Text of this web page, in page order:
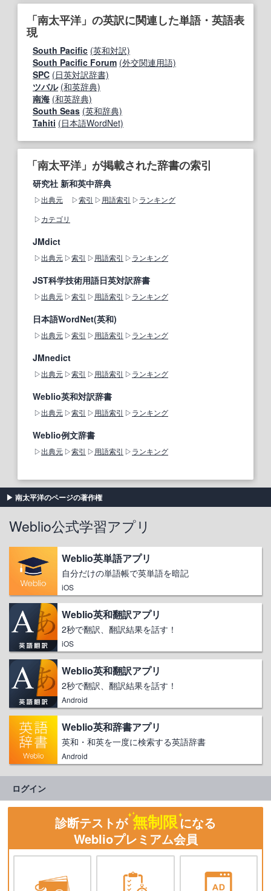
「南太平洋」の英訳に関連した単語・英語表
現
South Pacific (英和対訳)
South Pacific Forum (外交関連用語)
SPC (日英対訳辞書)
ツバル (和英辞典)
南海 (和英辞典)
South Seas (英和辞典)
Tahiti (日本語WordNet)
「南太平洋」が掲載された辞書の索引
研究社 新和英中辞典
出典元 索引 用語索引
ランキング
カテゴリ
JMdict
出典元 索引 用語索引 ランキング
JST科学技術用語日英対訳辞書
出典元 索引 用語索引 ランキング
日本語WordNet(英和)
出典元 索引 用語索引 ランキング
JMnedict
出典元 索引 用語索引 ランキング
Weblio英和対訳辞書
出典元 索引 用語索引 ランキング
Weblio例文辞書
出典元 索引 用語索引 ランキング
南太平洋のページの著作権
Weblio公式学習アプリ
Weblio英単語アプリ
自分だけの単語帳で英単語を暗記
iOS
Weblio英和翻訳アプリ
2秒で翻訳、翻訳結果を話す！
iOS
Weblio英和翻訳アプリ
2秒で翻訳、翻訳結果を話す！
Android
Weblio英和辞書アプリ
英和・和英を一度に検索する英語辞書
Android
ログイン
診断テストが 無制限になる
Weblioプレミアム会員